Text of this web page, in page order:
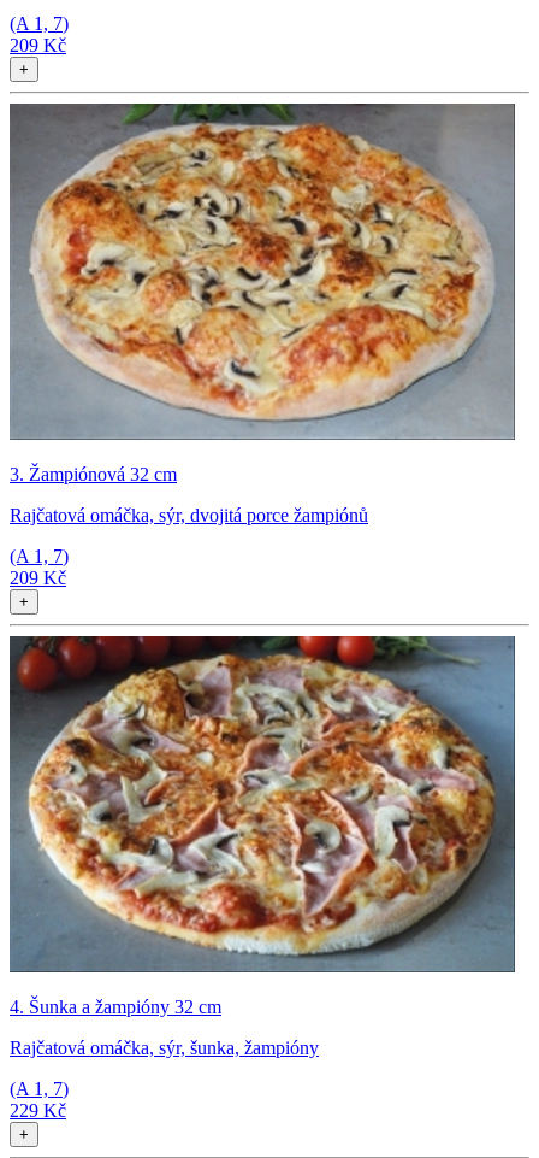
(A 1, 7)
209 Kč
+
3. Žampiónová 32 cm
Rajčatová omáčka, sýr, dvojitá porce žampiónů
(A 1, 7)
209 Kč
+
4. Šunka a žampióny 32 cm
Rajčatová omáčka, sýr, šunka, žampióny
(A 1, 7)
229 Kč
+